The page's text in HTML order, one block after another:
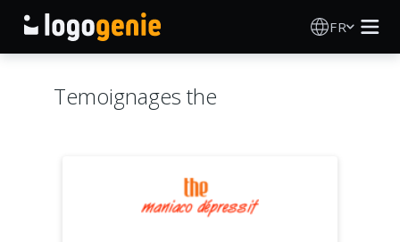
FR
Temoignages the